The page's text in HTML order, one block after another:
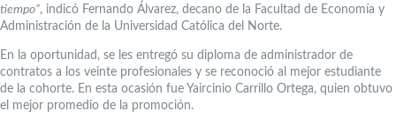
tiempo”, indicó Fernando Álvarez, decano de la Facultad de Economía y
Administración de la Universidad Católica del Norte.
En la oportunidad, se les entregó su diploma de administrador de
contratos a los veinte profesionales y se reconoció al mejor estudiante
de la cohorte. En esta ocasión fue Yaircinio Carrillo Ortega, quien obtuvo
el mejor promedio de la promoción.